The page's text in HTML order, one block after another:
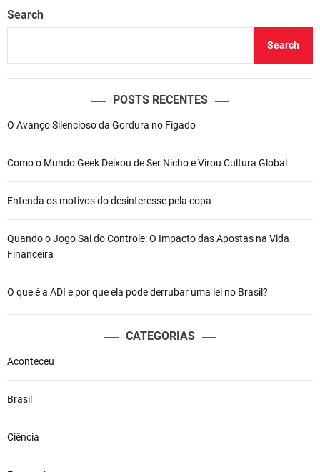
Search
Search
POSTS RECENTES
O Avanço Silencioso da Gordura no Fígado
Como o Mundo Geek Deixou de Ser Nicho e Virou Cultura Global
Entenda os motivos do desinteresse pela copa
Quando o Jogo Sai do Controle: O Impacto das Apostas na Vida
Financeira
O que é a ADI e por que ela pode derrubar uma lei no Brasil?
CATEGORIAS
Aconteceu
Brasil
Ciência